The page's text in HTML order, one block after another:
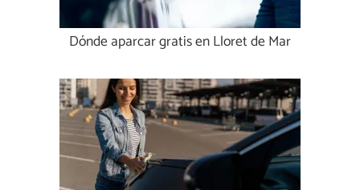
Dónde aparcar gratis en Lloret de Mar